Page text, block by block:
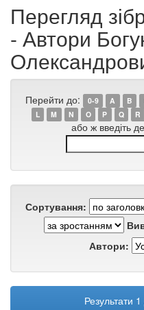
Перегляд
- Автори
Перейти до: 0-9 A B
L
M N O P Q R
або ж введіть
Сортування:
Автори:
Результати